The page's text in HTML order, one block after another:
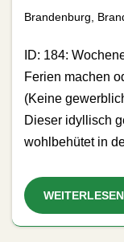
Brandenburg
ID: 184:
Ferien machen
(Keine
Dieser idyllisch
wohlbehütet in